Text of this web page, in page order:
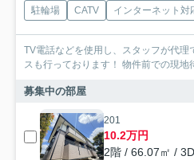
駐輪場 CATV インターネット対
TV電話などを使用し、スタッフが代
スも行っております！ 物件前での現地
募集中の部屋
201
10.2万円
2階 / 66.07㎡ /